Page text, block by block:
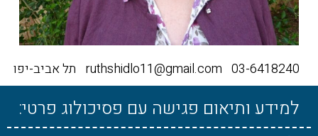
03-6418240
ruthshidlo11@gmail.com תל אביב-יפו
למידע ותיאום פגישה עם פסיכולוג פרטי: